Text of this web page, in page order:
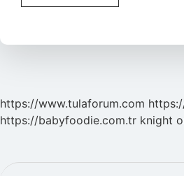
Köşkü
Kadar
https://www.tulaforum.com
https://babyfoodie.com.tr knight